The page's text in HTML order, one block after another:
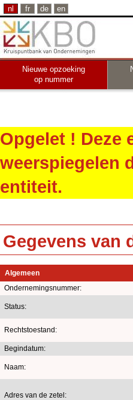
nl fr de en
Nieuwe opzoeking
op nummer
Opgelet ! Deze
weerspiegelen
entiteit.
Gegevens van
Algemeen
Ondernemingsnummer:
Status:
Rechtstoestand:
Begindatum:
Naam:
Adres van de zetel: